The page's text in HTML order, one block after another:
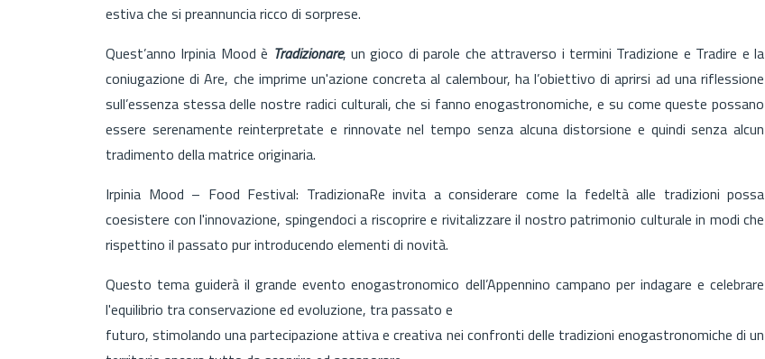
estiva che si preannuncia ricco di sorprese.
Quest’anno Irpinia Mood è Tradizionare, un gioco di parole che attraverso i termini Tradizione e Tradire e la
coniugazione di Are, che imprime un'azione concreta al calembour, ha l’obiettivo di aprirsi ad una riflessione
sull’essenza stessa delle nostre radici culturali, che si fanno enogastronomiche, e su come queste possano
essere serenamente reinterpretate e rinnovate nel tempo senza alcuna distorsione e quindi senza alcun
tradimento della matrice originaria.
Irpinia Mood – Food Festival: TradizionaRe invita a considerare come la fedeltà alle tradizioni possa
coesistere con l'innovazione, spingendoci a riscoprire e rivitalizzare il nostro patrimonio culturale in modi che
rispettino il passato pur introducendo elementi di novità.
Questo tema guiderà il grande evento enogastronomico dell’Appennino campano per indagare e celebrare
l'equilibrio tra conservazione ed evoluzione, tra passato e
futuro, stimolando una partecipazione attiva e creativa nei confronti delle tradizioni enogastronomiche di un